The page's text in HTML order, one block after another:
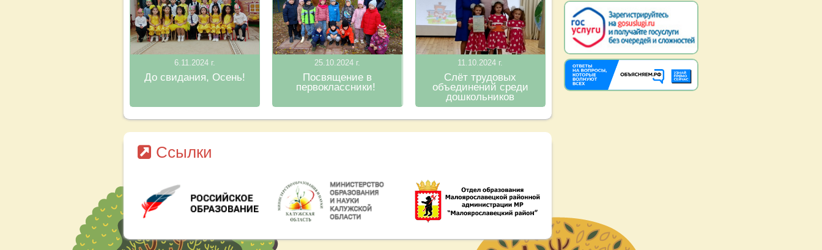
6.11.2024 г.
До свидания, Осень!
25.10.2024 г.
Посвящение в
первоклассники!
11.10.2024 г.
Слёт трудовых
объединений среди
дошкольников
Ссылки